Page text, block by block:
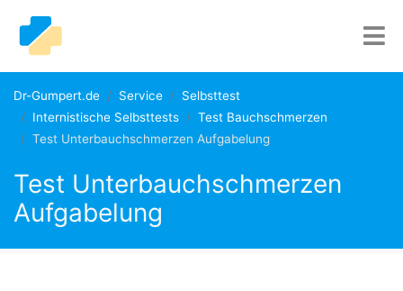
Dr-Gumpert.de Service
Selbsttest
Internistische Selbsttests
Test Bauchschmerzen
Test Unterbauchschmerzen Aufgabelung
Test Unterbauchschmerzen
Aufgabelung